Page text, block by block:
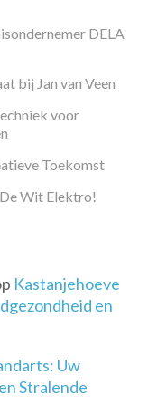
DELA
bij Jan van Veen
voor
Toekomst
Wit Elektro!
Kastanjehoeve
en
Uw
Stralende